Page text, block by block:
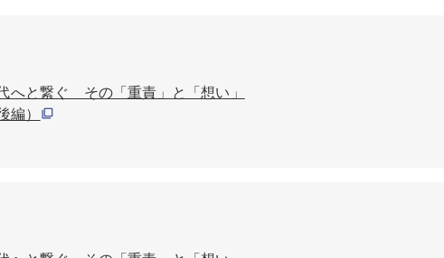
へと繋ぐ その「重責」と「想い」
）